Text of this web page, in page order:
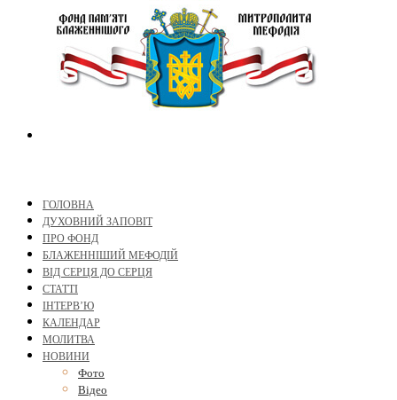
ГОЛОВНА
ДУХОВНИЙ ЗАПОВІТ
ПРО ФОНД
БЛАЖЕННІШИЙ МЕФОДІЙ
ВІД СЕРЦЯ ДО СЕРЦЯ
СТАТТІ
ІНТЕРВ’Ю
КАЛЕНДАР
МОЛИТВА
НОВИНИ
Фото
Відео